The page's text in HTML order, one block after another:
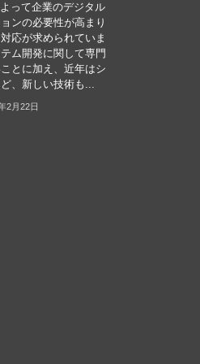
って企業のデジタル
ンの必要性が高まり
応が求められていま
ム開発に関して専門
とに加え、近年はシ
、新しい技術も...
2月22日